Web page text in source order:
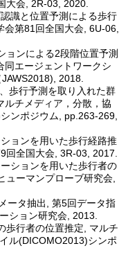
大会, 2R-03, 2020.
と位置予測による歩行
会第81回全国大会, 6U-06,
ョンによる2段階位置予測
同エージェントワークシ
2018.
歩行予測を取り入れた群
ルチメディア，分散，協
ンポジウム, pp.263-269,
ョンを用いた歩行経路推
回全国大会, 3R-03, 2017.
ョンを用いた歩行者の
ューマンプローブ研究会,
ータ抽出, 第5回データ指
ション研究会, 2013.
歩行者の位置推定, マルチ
ル(DICOMO2013)シンポ